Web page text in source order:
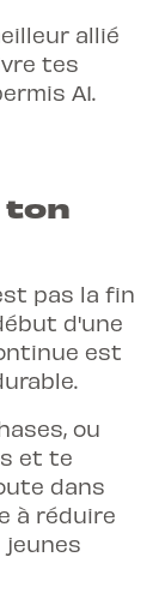
allié
tes
A1.
ton
pas la fin
d'une
est
ou
et te
dans
à réduire
jeunes